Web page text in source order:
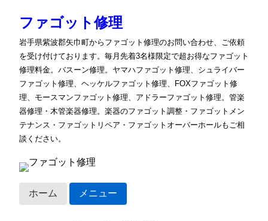
ファゴット修理
岩手県紫波郡矢巾町からファゴット修理のお問い合わせ、ご依頼
を受け付けております。毎月先着3名様限定で超お得なファゴット
修理料金。バスーン修理。ヤマハファゴット修理、シュライバー
ファゴット修理、ヘッケルファゴット修理、FOXファゴット修
理、モースマンファゴット修理、アドラーファゴット修理。管楽
器修理・木管楽器修理。楽器のファゴット調整・ファゴットメン
テナンス・ファゴットリペア・ファゴットオーバーホールもご相
談ください。
ホーム メニュー